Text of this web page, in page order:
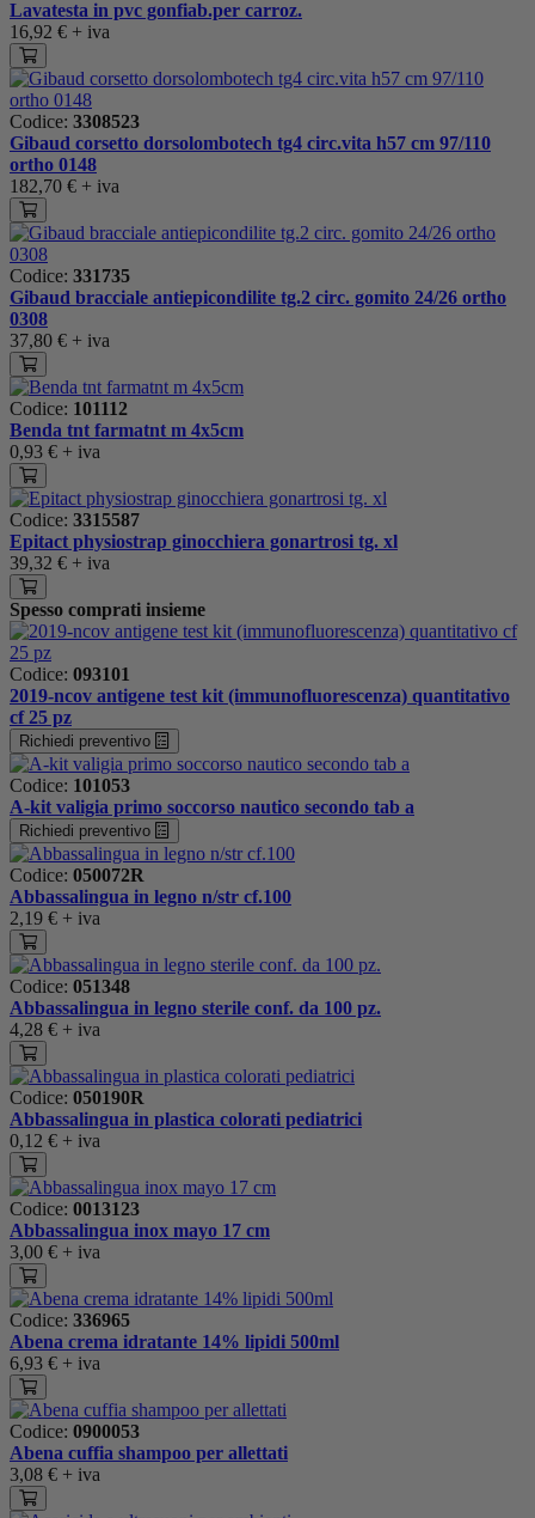
Lavatesta in pvc gonfiab.per carroz.
16,92 € + iva
Codice: 3308523
Gibaud corsetto dorsolombotech tg4 circ.vita h57 cm 97/110
ortho 0148
182,70 € + iva
Codice: 331735
Gibaud bracciale antiepicondilite tg.2 circ. gomito 24/26 ortho
0308
37,80 € + iva
Codice: 101112
Benda tnt farmatnt m 4x5cm
0,93 € + iva
Codice: 3315587
Epitact physiostrap ginocchiera gonartrosi tg. xl
39,32 € + iva
Spesso comprati insieme
Codice: 093101
2019-ncov antigene test kit (immunofluorescenza) quantitativo
cf 25 pz
Richiedi preventivo
Codice: 101053
A-kit valigia primo soccorso nautico secondo tab a
Richiedi preventivo
Codice: 050072R
Abbassalingua in legno n/str cf.100
2,19 € + iva
Codice: 051348
Abbassalingua in legno sterile conf. da 100 pz.
4,28 € + iva
Codice: 050190R
Abbassalingua in plastica colorati pediatrici
0,12 € + iva
Codice: 0013123
Abbassalingua inox mayo 17 cm
3,00 € + iva
Codice: 336965
Abena crema idratante 14% lipidi 500ml
6,93 € + iva
Codice: 0900053
Abena cuffia shampoo per allettati
3,08 € + iva